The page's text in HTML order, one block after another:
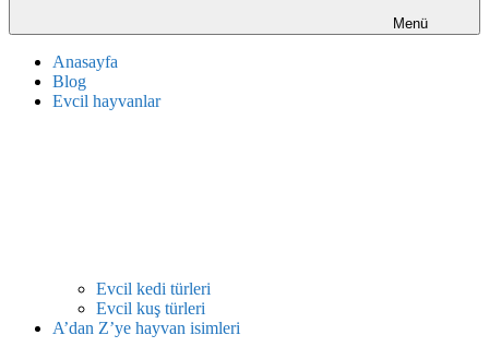
Menü
Anasayfa
Blog
Evcil hayvanlar
Evcil kedi türleri
Evcil kuş türleri
A’dan Z’ye hayvan isimleri